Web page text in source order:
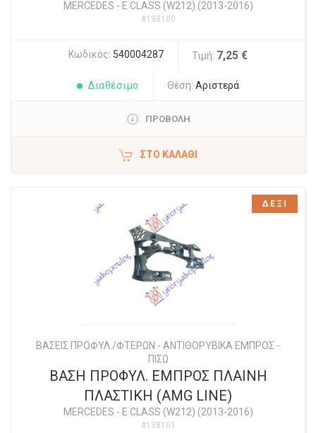
MERCEDES - E CLASS (W212) (2013-2016)
#138100
Κωδικός: 540004287 Τιμή: 7,25 €
Διαθέσιμο Θέση: Αριστερά
ΠΡΟΒΟΛΗ
ΣΤΟ ΚΑΛΆΘΙ
ΒΑΣΕΙΣ ΠΡΟΦΥΛ./ΦΤΕΡΩΝ - ΑΝΤΙΘΟΡΥΒΙΚΑ ΕΜΠΡΟΣ -
ΠΙΣΩ
ΒΑΣΗ ΠΡΟΦΥΛ. ΕΜΠΡΟΣ ΠΛΑΙΝΗ
ΠΛΑΣΤΙΚΗ (AMG LINE)
MERCEDES - E CLASS (W212) (2013-2016)
#138101
ΔΕΞΙ